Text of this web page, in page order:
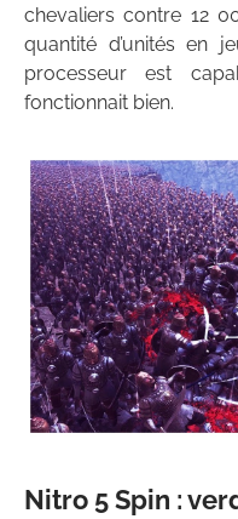
chevaliers contre 12
quantité d’unités en
processeur est
fonctionnait bien.
Nitro 5 Spin :